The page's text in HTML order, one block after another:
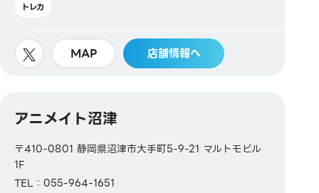
トレカ
MAP 店舗情報へ
アニメイト沼津
〒410-0801 静岡県沼津市大手町5-9-21 マルトモビル
1F
TEL：055-964-1651